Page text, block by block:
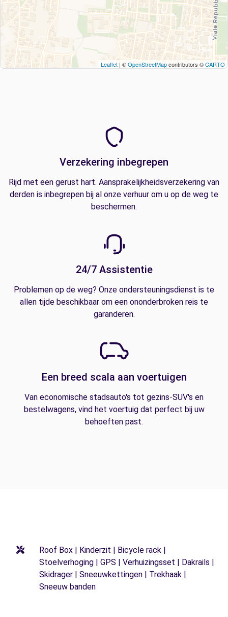
Leaflet | ©OpenStreetMapcontributors ©CARTO
Verzekering inbegrepen
Rijd met een gerust hart. Aansprakelijkheidsverzekering van
derden is inbegrepen bij al onze verhuur om u op de weg te
beschermen.
24/7 Assistentie
Problemen op de weg? Onze ondersteuningsdienst is te
allen tijde beschikbaar om een ononderbroken reis te
garanderen.
Een breed scala aan voertuigen
Van economische stadsauto's tot gezins-SUV's en
bestelwagens, vind het voertuig dat perfect bij uw
behoeften past.
Roof Box | Kinderzit | Bicycle rack |
Stoelverhoging | GPS | Verhuizingsset | Dakrails |
Skidrager | Sneeuwkettingen | Trekhaak |
Sneeuw banden